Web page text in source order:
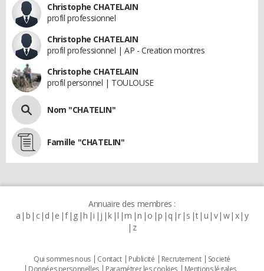
Christophe CHATELAIN
profil professionnel
Christophe CHATELAIN
profil professionnel | AP - Creation montres
Christophe CHATELAIN
profil personnel | TOULOUSE
Nom "CHATELIN"
Famille "CHATELIN"
Annuaire des membres :
a b c d e f g h i j k l m n o p q r s t u v w x y
z
Qui sommes nous Contact Publicité Recrutement
Societé
Données personnelles
Paramétrer les cookies Mentions légales